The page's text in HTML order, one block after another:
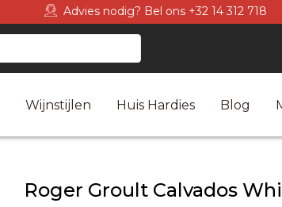
Advies nodig? Bel ons +32 14 312 718
Wijnstijlen Huis Hardies Blog
Roger Groult Calvados